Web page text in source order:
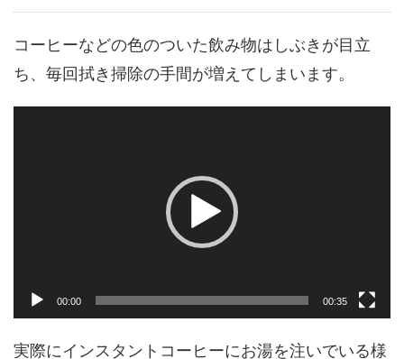
コーヒーなどの色のついた飲み物はしぶきが目立
ち、毎回拭き掃除の手間が増えてしまいます。
00:00 00:35
実際にインスタントコーヒーにお湯を注いでいる様